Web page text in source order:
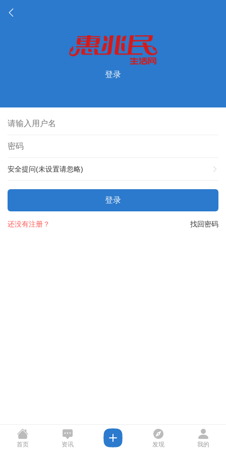
登录
安全提问(未设置请忽略)
登录
找回密码
还没有注册？
首页 资讯 发现 我的